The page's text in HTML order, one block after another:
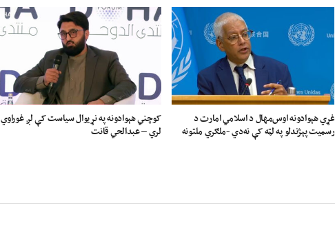
غړي هېوادونه اوس‌مهال د اسلامي امارت د
رسمیت پېژندلو په لټه کې نه‌دي -ملګري ملتونه
کوچني هېوادونه په نړیوال سیاست کې لږ غوراوي
لري – عبدالحي قانت